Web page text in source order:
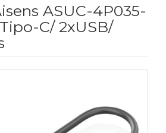
ASUC-4P035-
C/ 2xUSB/